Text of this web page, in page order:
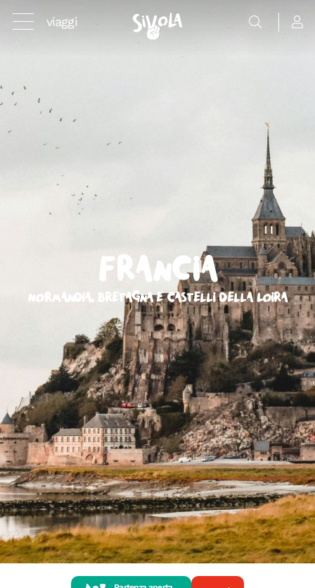
viaggi
Francia
Normandia, Bretagna e Castelli della Loira